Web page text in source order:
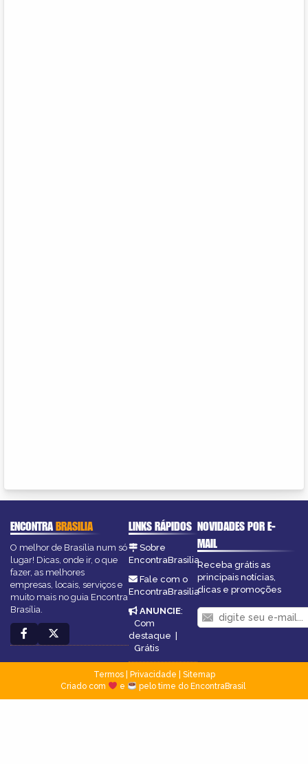
ENCONTRABRASILIA
O melhor de Brasília num só
lugar! Dicas, onde ir, o que
fazer, as melhores
empresas, locais, serviços e
muito mais no guia Encontra
Brasília.
LINKS RÁPIDOS
Sobre
EncontraBrasilia
Fale com o
EncontraBrasilia
ANUNCIE:
Com
destaque |
Grátis
NOVIDADES POR E-
MAIL
Receba grátis as
principais notícias,
dicas e promoções
Termos| Privacidade
Sitemap
Criado com
e pelo time do EncontraBrasil